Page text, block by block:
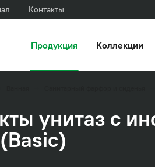
Контакты
Продукция Коллекции
унитаз с